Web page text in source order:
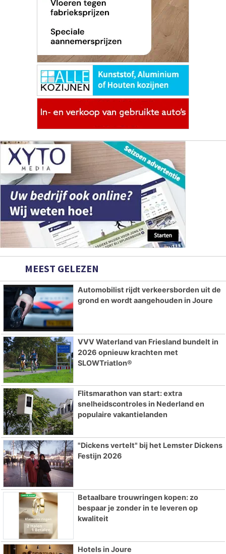
MEEST GELEZEN
Automobilist rijdt verkeersborden uit de
grond en wordt aangehouden in Joure
VVV Waterland van Friesland bundelt in
2026 opnieuw krachten met
SLOWTriatlon®
Flitsmarathon van start: extra
snelheidscontroles in Nederland en
populaire vakantielanden
"Dickens vertelt" bij het Lemster Dickens
Festijn 2026
Betaalbare trouwringen kopen: zo
bespaar je zonder in te leveren op
kwaliteit
Hotels in Joure